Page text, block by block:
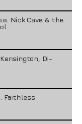
Nick Cave & the
Di-
Faithless